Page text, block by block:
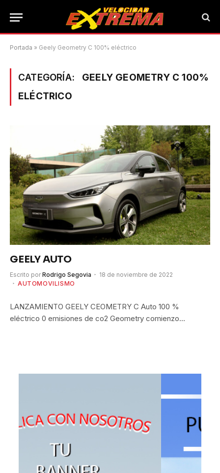
Portada » Geely Geometry C 100% eléctrico
CATEGORÍA:
GEELY GEOMETRY C 100%
ELÉCTRICO
GEELY AUTO
Escrito por Rodrigo Segovia
18 de noviembre de 2022
AUTOMOVILISMO
LANZAMIENTO GEELY CEOMETRY C Auto 100 %
eléctrico 0 emisiones de co2 Geometry comienzo…